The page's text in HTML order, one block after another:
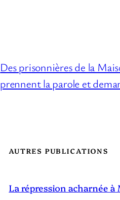
Des prisonnières de la
prennent la parole et
AUTRES PUBLICATIONS
La répression acharnée à